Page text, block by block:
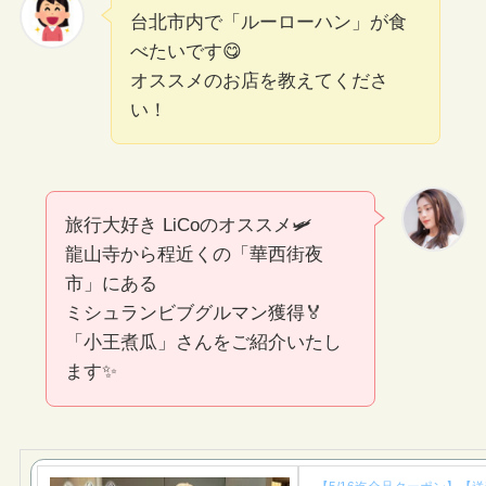
台北市内で「ルーローハン」が食
べたいです😋
オススメのお店を教えてくださ
い！
旅行大好き LiCoのオススメ🛩
龍山寺から程近くの「華西街夜
市」にある
ミシュランビブグルマン獲得🏅
「小王煮瓜」さんをご紹介いたし
ます✨